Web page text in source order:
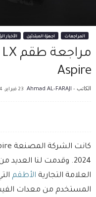
المراجعات اجهزة المبتدئين الأخبار
Aspire
الكاتب - Ahmad AL-FARAJI 23 فبراير، 2024
2024. وقدمت لنا
العلامة التجارية الأطقم